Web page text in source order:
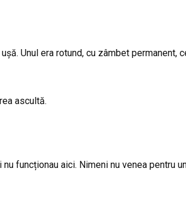
Unul era rotund, cu zâmbet permanent,
ascultă.
funcționau aici. Nimeni nu venea pentru